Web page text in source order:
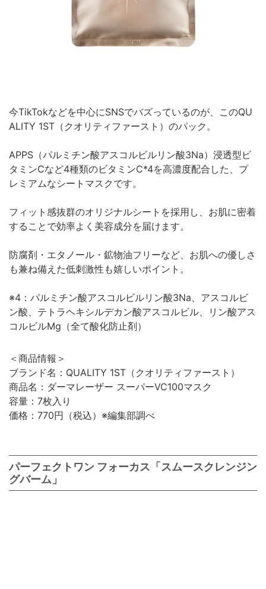
今TikTokなどを中心にSNSでバズっているのが、このQU
ALITY 1ST（クオリティファースト）のパック。
APPS（パルミチン酸アスコルビルリン酸3Na）浸透型ビ
タミンCなど4種類のビタミンC*4を高濃度配合した、プ
レミアムなシートマスクです。
フィット感抜群のオリジナルシートを採用し、お肌に密着
することで効率よく美容成分を届けます。
防腐剤・エタノール・鉱物油フリーなど、お肌への優しさ
も兼ね備えた低刺激性も嬉しいポイント。
※4：パルミチン酸アスコルビルリン酸3Na、アスコルビ
ン酸、テトラヘキシルデカン酸アスコルビル、リン酸アス
コルビルMg（全て酸化防止剤）
＜商品情報＞
ブランド名：QUALITY 1ST（クオリティファースト）
商品名：ダーマレーザー スーパーVC100マスク
容量：7枚入り
価格：770円（税込）※編集部調べ
パーフェクトワン フォーカス「スムースクレンジン
グバーム」